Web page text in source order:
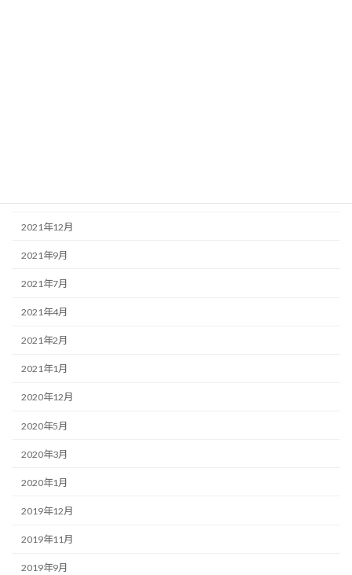
2021年12月
2021年9月
2021年7月
2021年4月
2021年2月
2021年1月
2020年12月
2020年5月
2020年3月
2020年1月
2019年12月
2019年11月
2019年9月